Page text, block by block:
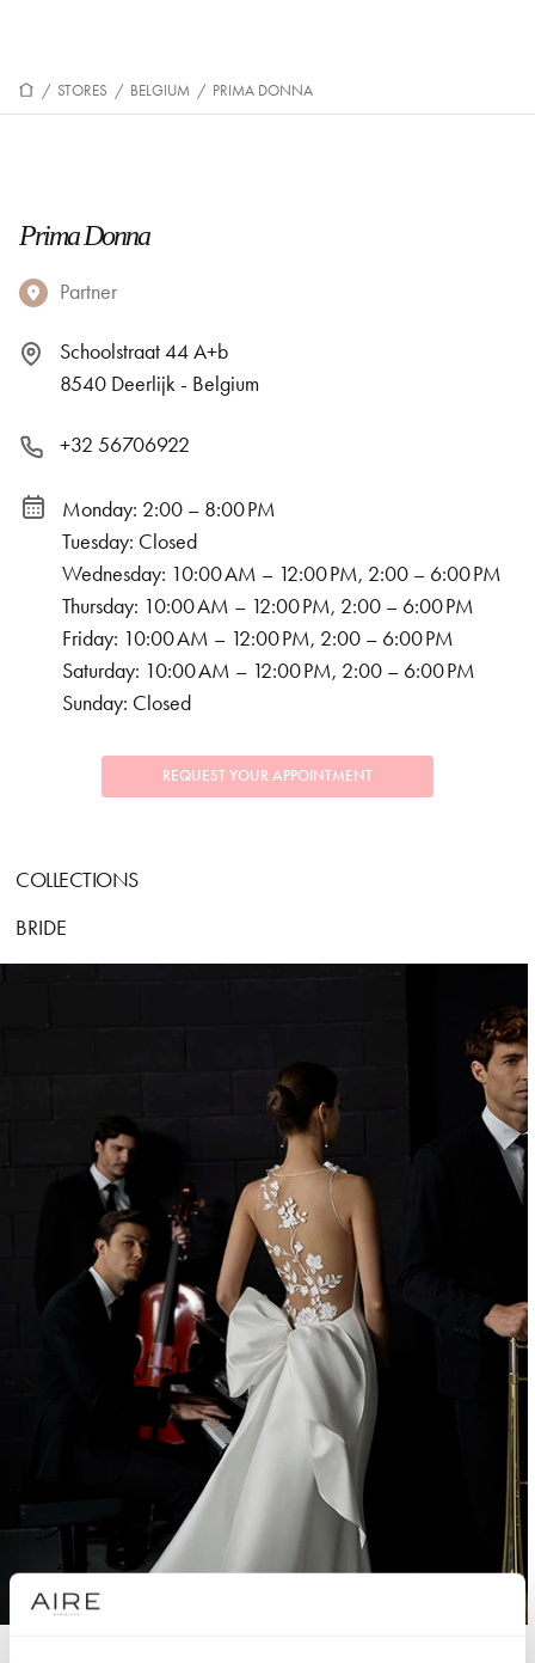
/ STORES / BELGIUM / PRIMA DONNA
Prima Donna
Partner
Schoolstraat 44 A+b
8540 Deerlijk - Belgium
+32 56706922
Monday: 2:00 – 8:00 PM
Tuesday: Closed
Wednesday: 10:00 AM – 12:00 PM, 2:00 – 6:00 PM
Thursday: 10:00 AM – 12:00 PM, 2:00 – 6:00 PM
Friday: 10:00 AM – 12:00 PM, 2:00 – 6:00 PM
Saturday: 10:00 AM – 12:00 PM, 2:00 – 6:00 PM
Sunday: Closed
REQUEST YOUR APPOINTMENT
COLLECTIONS
BRIDE